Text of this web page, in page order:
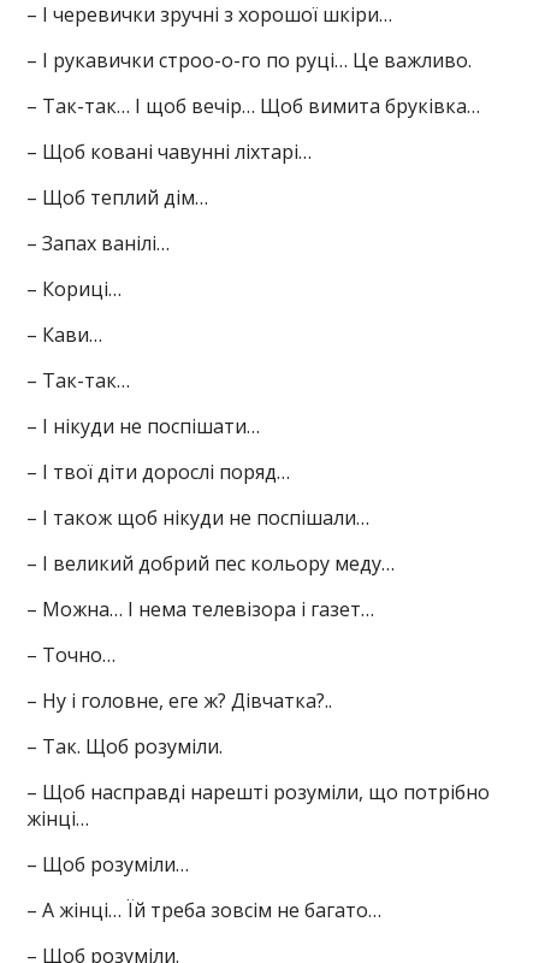
– І черевички зручні з хорошої шкіри…
– І рукавички строо-о-го по руці… Це важливо.
– Так-так… І щоб вечір… Щоб вимита бруківка…
– Щоб ковані чавунні ліхтарі…
– Щоб теплий дім…
– Запах ванілі…
– Кориці…
– Кави…
– Так-так…
– І нікуди не поспішати…
– І твої діти дорослі поряд…
– І також щоб нікуди не поспішали…
– І великий добрий пес кольору меду…
– Можна… І нема телевізора і газет…
– Точно…
– Ну і головне, еге ж? Дівчатка?..
– Так. Щоб розуміли.
– Щоб насправді нарешті розуміли, що потрібно
жінці…
– Щоб розуміли…
– А жінці… Їй треба зовсім не багато…
– Щоб розуміли.